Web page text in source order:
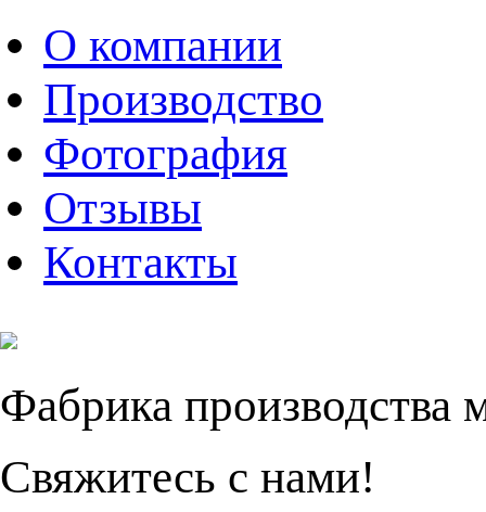
О компании
Производство
Фотография
Отзывы
Контакты
Фабрика производства
Свяжитесь с нами!